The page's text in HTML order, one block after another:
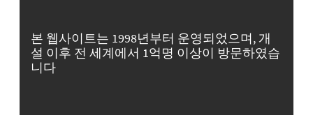
본 웹사이트는 1998년부터 운영되었으며, 개
설 이후 전 세계에서 1억명 이상이 방문하였습
니다